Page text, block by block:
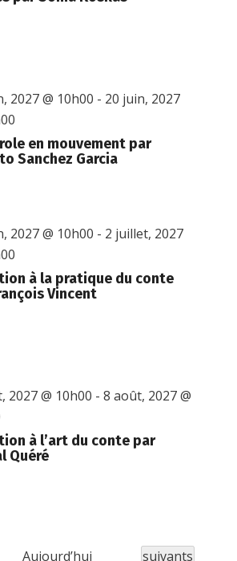
en mouvement par
Sanchez Garcia
2027 @ 10h00 - 20 juin, 2027
à la pratique du conte
Vincent
2027 @ 10h00 - 2 juillet, 2027
à l’art du conte par
Quéré
2027 @ 10h00 -8 août, 2027 @
Aujourd’hui Évènements
suivants